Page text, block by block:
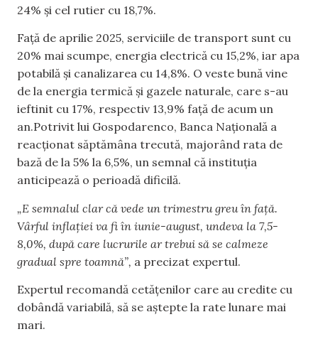
24% și cel rutier cu 18,7%.
Față de aprilie 2025, serviciile de transport sunt cu
20% mai scumpe, energia electrică cu 15,2%, iar apa
potabilă și canalizarea cu 14,8%. O veste bună vine
de la energia termică și gazele naturale, care s-au
ieftinit cu 17%, respectiv 13,9% față de acum un
an.Potrivit lui Gospodarenco, Banca Națională a
reacționat săptămâna trecută, majorând rata de
bază de la 5% la 6,5%, un semnal că instituția
anticipează o perioadă dificilă.
„E semnalul clar că vede un trimestru greu în față.
Vârful inflației va fi în iunie-august, undeva la 7,5-
8,0%, după care lucrurile ar trebui să se calmeze
gradual spre toamnă”, a precizat expertul.
Expertul recomandă cetățenilor care au credite cu
dobândă variabilă, să se aștepte la rate lunare mai
mari.